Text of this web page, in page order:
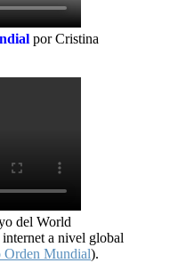
por Cristina
del World
a nivel global
Orden Mundial).